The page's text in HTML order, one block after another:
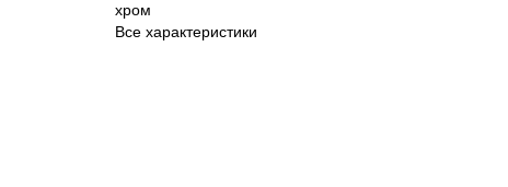
хром
Все характеристики